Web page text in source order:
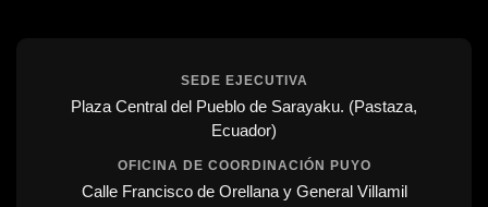
SEDE EJECUTIVA
Plaza Central del Pueblo de Sarayaku. (Pastaza,
Ecuador)
OFICINA DE COORDINACIÓN PUYO
Calle Francisco de Orellana y General Villamil